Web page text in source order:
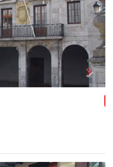
Next